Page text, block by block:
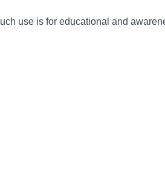
use is for educational and